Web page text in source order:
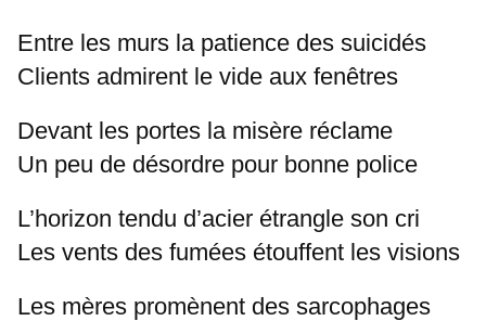
Entre les murs la patience des suicidés
Clients admirent le vide aux fenêtres
Devant les portes la misère réclame
Un peu de désordre pour bonne police
L’horizon tendu d’acier étrangle son cri
Les vents des fumées étouffent les visions
Les mères promènent des sarcophages